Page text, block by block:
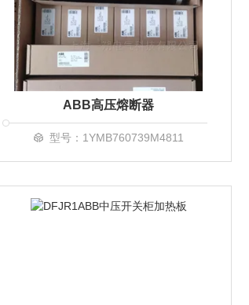
ABB高压熔断器
型号：1YMB760739M4811